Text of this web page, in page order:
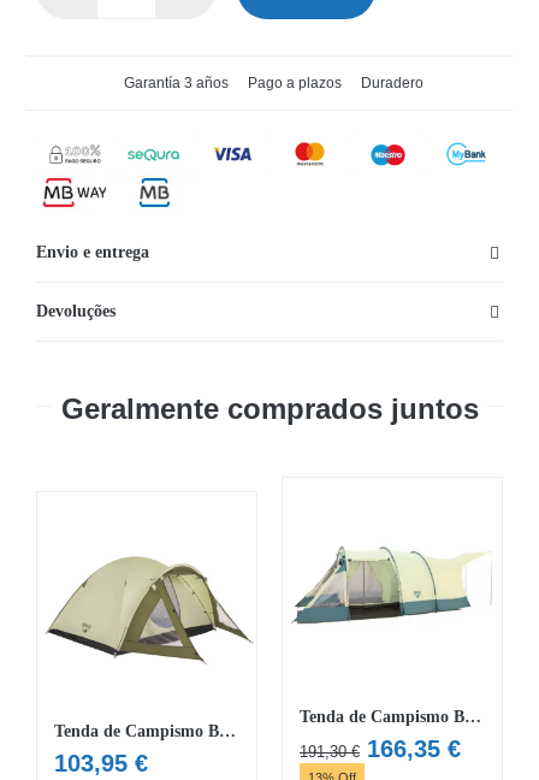
Colchão
Auto-
cm
2,5
cm
Garantía 3 años Pago a plazos Duradero
Envio e entrega
Devoluções
Geralmente comprados juntos
Tenda de Campismo Bestway Rock Mount X4
103,95 €
Tenda de Campismo Bestway Triptrek X4
191,30€ O
166,35 €O